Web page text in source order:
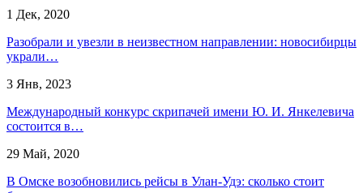
1 Дек, 2020
Разобрали и увезли в неизвестном направлении: новосибирцы
украли…
3 Янв, 2023
Международный конкурс скрипачей имени Ю. И. Янкелевича
состоится в…
29 Май, 2020
В Омске возобновились рейсы в Улан-Удэ: сколько стоит